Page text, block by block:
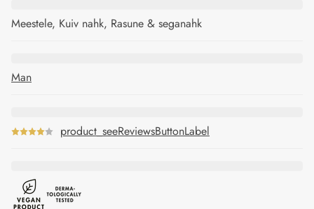
Meestele, Kuiv nahk, Rasune & seganahk
Man
product_seeReviewsButtonLabel